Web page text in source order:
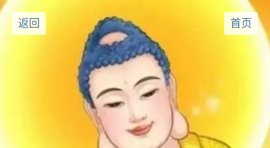
返回 首页